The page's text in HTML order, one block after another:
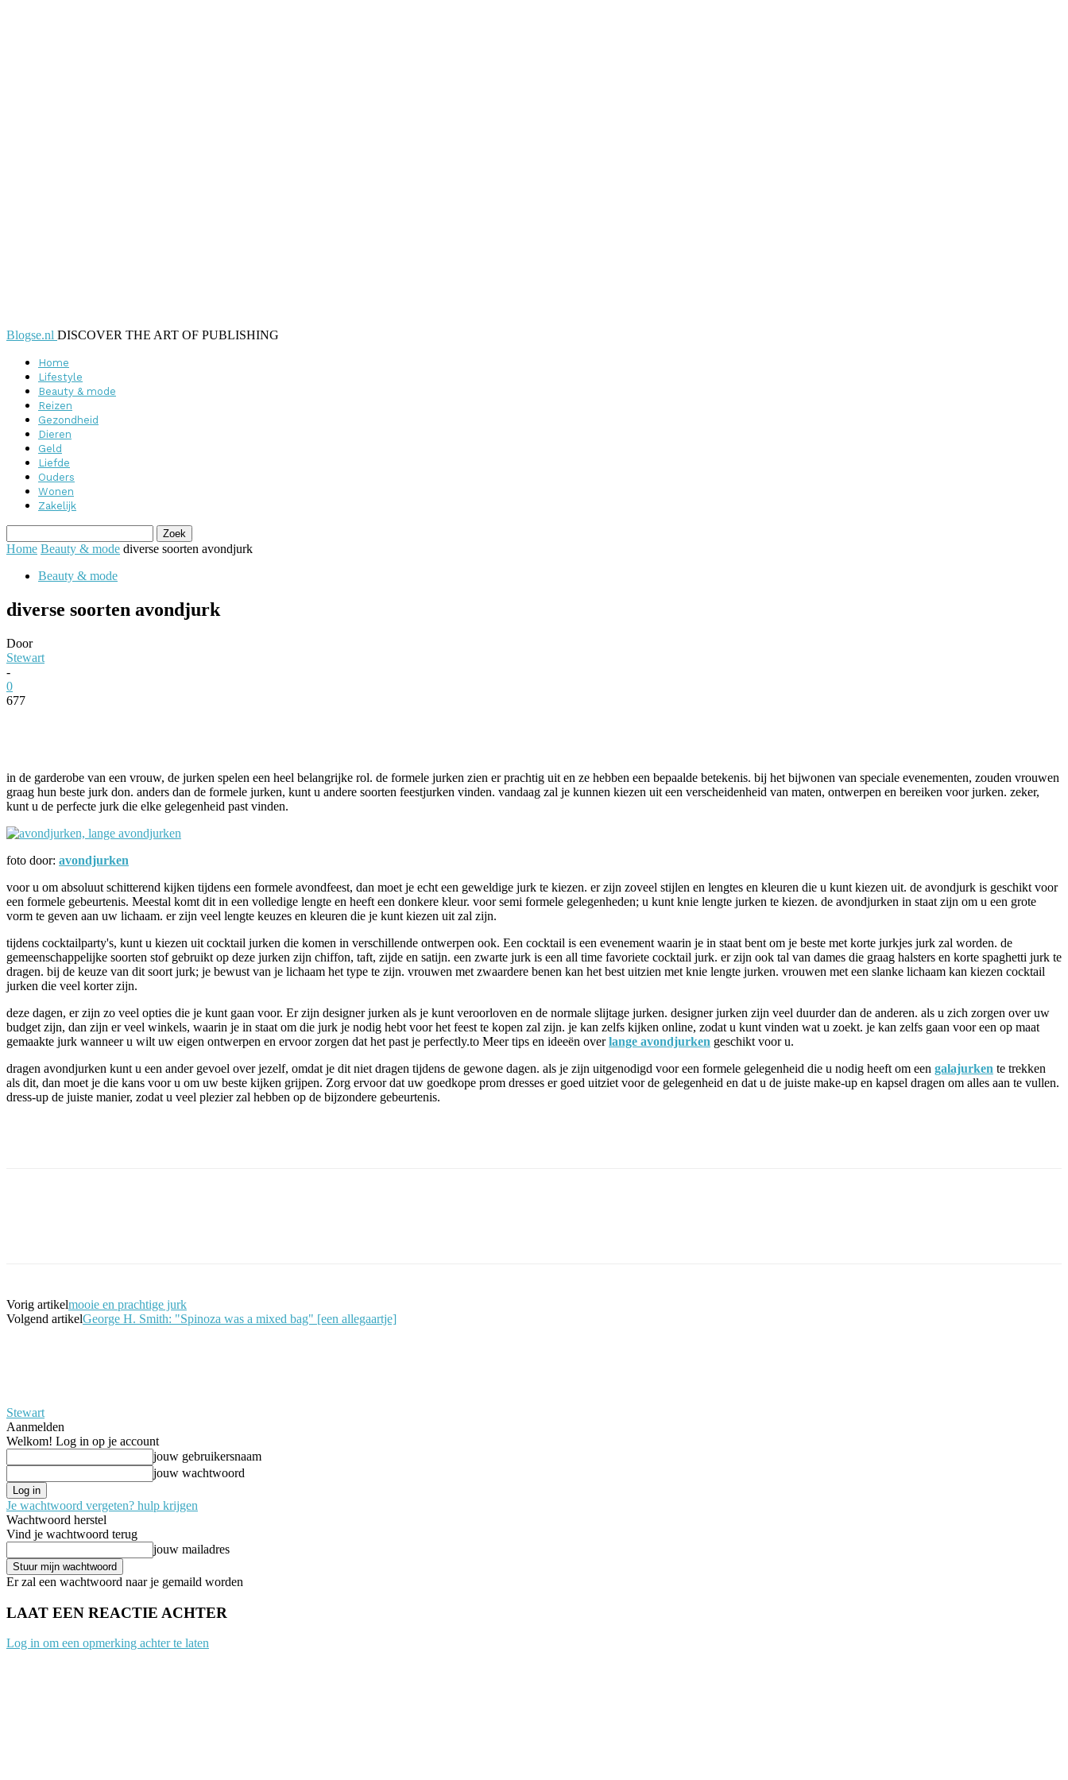
Blogse.nl DISCOVER THE ART OF PUBLISHING
Home
Lifestyle
Beauty & mode
Reizen
Gezondheid
Dieren
Geld
Liefde
Ouders
Wonen
Zakelijk
Home Beauty & mode diverse soorten avondjurk
Beauty & mode
diverse soorten avondjurk
Door
Stewart
-
0
677
in de garderobe van een vrouw, de jurken spelen een heel belangrijke rol. de formele jurken zien er prachtig uit en ze hebben een bepaalde betekenis. bij het bijwonen van speciale evenementen, zouden vrouwen
graag hun beste jurk don. anders dan de formele jurken, kunt u andere soorten feestjurken vinden. vandaag zal je kunnen kiezen uit een verscheidenheid van maten, ontwerpen en bereiken voor jurken. zeker,
kunt u de perfecte jurk die elke gelegenheid past vinden.
foto door: avondjurken
voor u om absoluut schitterend kijken tijdens een formele avondfeest, dan moet je echt een geweldige jurk te kiezen. er zijn zoveel stijlen en lengtes en kleuren die u kunt kiezen uit. de avondjurk is geschikt voor
een formele gebeurtenis. Meestal komt dit in een volledige lengte en heeft een donkere kleur. voor semi formele gelegenheden; u kunt knie lengte jurken te kiezen. de avondjurken in staat zijn om u een grote
vorm te geven aan uw lichaam. er zijn veel lengte keuzes en kleuren die je kunt kiezen uit zal zijn.
tijdens cocktailparty's, kunt u kiezen uit cocktail jurken die komen in verschillende ontwerpen ook. Een cocktail is een evenement waarin je in staat bent om je beste met korte jurkjes jurk zal worden. de
gemeenschappelijke soorten stof gebruikt op deze jurken zijn chiffon, taft, zijde en satijn. een zwarte jurk is een all time favoriete cocktail jurk. er zijn ook tal van dames die graag halsters en korte spaghetti jurk te
dragen. bij de keuze van dit soort jurk; je bewust van je lichaam het type te zijn. vrouwen met zwaardere benen kan het best uitzien met knie lengte jurken. vrouwen met een slanke lichaam kan kiezen cocktail
jurken die veel korter zijn.
deze dagen, er zijn zo veel opties die je kunt gaan voor. Er zijn designer jurken als je kunt veroorloven en de normale slijtage jurken. designer jurken zijn veel duurder dan de anderen. als u zich zorgen over uw
budget zijn, dan zijn er veel winkels, waarin je in staat om die jurk je nodig hebt voor het feest te kopen zal zijn. je kan zelfs kijken online, zodat u kunt vinden wat u zoekt. je kan zelfs gaan voor een op maat
gemaakte jurk wanneer u wilt uw eigen ontwerpen en ervoor zorgen dat het past je perfectly.to Meer tips en ideeën overlange avondjurken geschikt voor u.
dragen avondjurken kunt u een ander gevoel over jezelf, omdat je dit niet dragen tijdens de gewone dagen. als je zijn uitgenodigd voor een formele gelegenheid die u nodig heeft om een galajurken te trekken
als dit, dan moet je die kans voor u om uw beste kijken grijpen. Zorg ervoor dat uw goedkope prom dresses er goed uitziet voor de gelegenheid en dat u de juiste make-up en kapsel dragen om alles aan te vullen.
dress-up de juiste manier, zodat u veel plezier zal hebben op de bijzondere gebeurtenis.
Vorig artikelmooie en prachtige jurk
Volgend artikelGeorge H. Smith: "Spinoza was a mixed bag" [een allegaartje]
Stewart
Aanmelden
Welkom! Log in op je account
jouw gebruikersnaam
jouw wachtwoord
Je wachtwoord vergeten? hulp krijgen
Wachtwoord herstel
Vind je wachtwoord terug
jouw mailadres
Er zal een wachtwoord naar je gemaild worden
LAAT EEN REACTIE ACHTER
Log in om een opmerking achter te laten